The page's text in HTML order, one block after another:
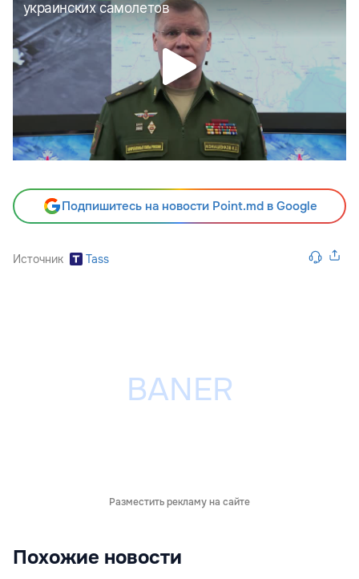
Подпишитесь на новости Point.md в Google
Источник Tass
Разместить рекламу на сайте
Похожие новости